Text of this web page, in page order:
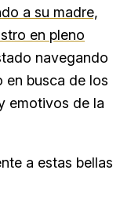
a su madre,
en pleno
navegando
en busca de los
emotivos de la
a estas bellas